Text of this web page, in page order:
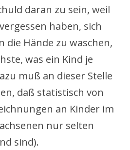
daran zu sein, weil
haben, sich
die Hände zu waschen,
was ein Kind je
muß an dieser Stelle
daß statistisch von
an Kinder im
nur selten
sind).